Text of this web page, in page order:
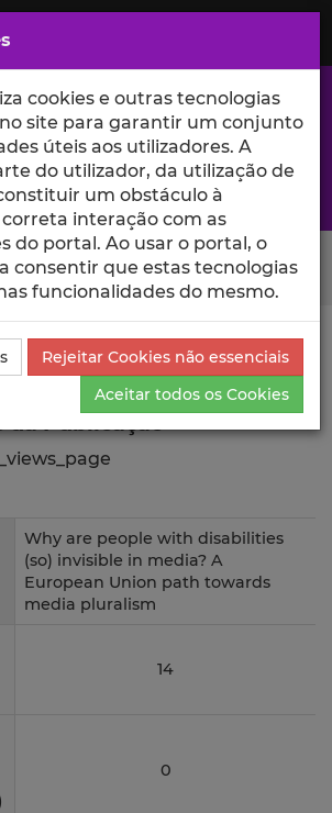
e ciência no Iscte
Descrição Detalhada
Visualizações
Why are people with disabilities
(so) invisible in media? A
European Union path towards
media pluralism
14
0
cookies e outras tecnologias
site para garantir um conjunto
úteis aos utilizadores. A
do utilizador, da utilização de
um obstáculo à
interação com as
do portal. Ao usar o portal, o
consentir que estas tecnologias
funcionalidades do mesmo.
Rejeitar Cookies não essenciais
Aceitar todos os Cookies